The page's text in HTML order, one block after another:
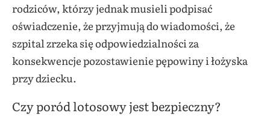
rodziców, którzy jednak musieli podpisać
oświadczenie, że przyjmują do wiadomości, że
szpital zrzeka się odpowiedzialności za
konsekwencje pozostawienie pępowiny i łożyska
przy dziecku.
Czy poród lotosowy jest bezpieczny?